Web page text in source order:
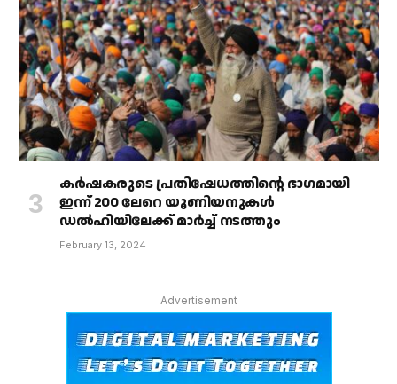
കർഷകരുടെ പ്രതിഷേധത്തിൻ്റെ ഭാഗമായി
ഇന്ന് 200 ലേറെ യൂണിയനുകൾ
ഡൽഹിയിലേക്ക് മാർച്ച് നടത്തും
February 13, 2024
Advertisement